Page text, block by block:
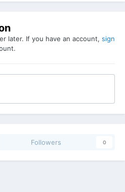
later. If you have an account, sign
Followers 0